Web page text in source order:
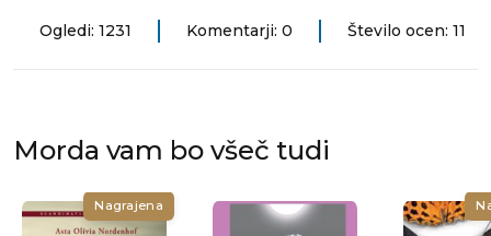
Ogledi: 1231 Komentarji: 0 Število ocen: 11
Morda vam bo všeč tudi
Nagrajena